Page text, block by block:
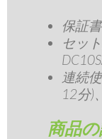
保証
セッ
連続
12分)
商品